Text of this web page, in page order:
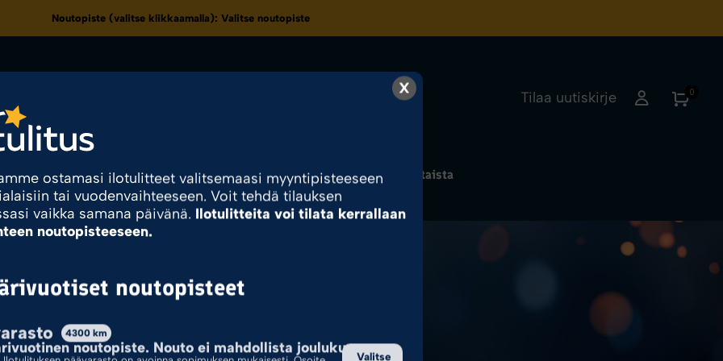
Noutopiste (valitse klikkaamalla): Valitse noutopiste
Tilaa uutiskirje 0
Kampanjat & Tarjoukset Noutopisteet Kuvasto
Ajankohtaista
tili
319
Ilotulite.fi Tuote Pyromassamäärä 319
X
ostamasi ilotulitteet valitsemaasi myyntipisteeseen
tai vuodenvaihteeseen. Voit tehdä tilauksen
vaikka samana päivänä. Ilotulitteita voi tilata kerrallaan
noutopisteeseen.
noutopisteet
4300 km
noutopiste. Nouto ei mahdollista joulukuussa.
Valitse